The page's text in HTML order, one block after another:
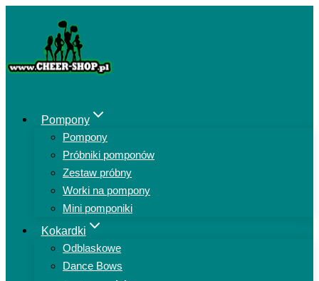
Pompony
Pompony
Próbniki pomponów
Zestaw próbny
Worki na pompony
Mini pomponiki
Kokardki
Odblaskowe
Dance Bows